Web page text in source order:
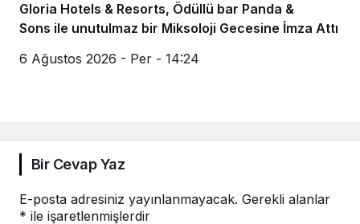
Gloria Hotels & Resorts, Ödüllü bar Panda &
Sons ile unutulmaz bir Miksoloji Gecesine İmza Attı
6 Ağustos 2026 - Per - 14:24
Bir Cevap Yaz
E-posta adresiniz yayınlanmayacak. Gerekli alanlar
* ile işaretlenmişlerdir